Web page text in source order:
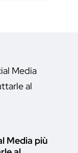
Media più